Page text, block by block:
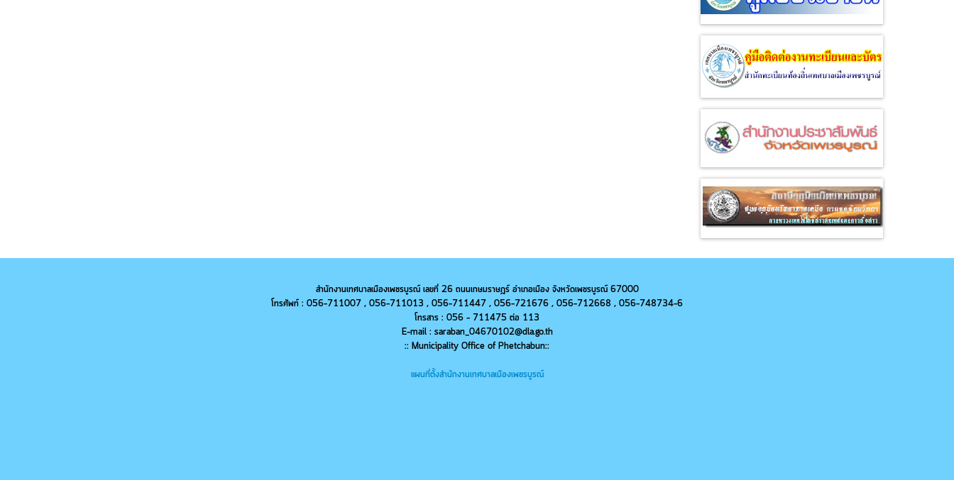
สำนักงานเทศบาลเมืองเพชรบูรณ์ เลขที่ 26 ถนนเกษมราษฎร์ อำเภอเมือง จังหวัดเพชรบูรณ์ 67000
โทรศัพท์ : 056-711007 , 056-711013 , 056-711447 , 056-721676 , 056-712668 , 056-748734-6
โทรสาร : 056 - 711475 ต่อ 113
E-mail : saraban_04670102@dla.go.th
:: Municipality Office of Phetchabun::
แผนที่ตั้งสำนักงานเทศบาลเมืองเพชรบูรณ์